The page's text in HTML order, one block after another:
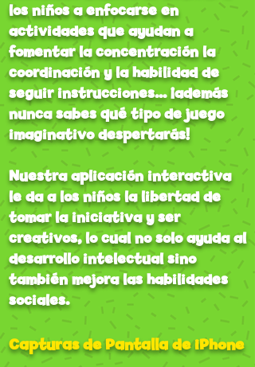
los niños a enfocarse en
actividades que ayudan a
fomentar la concentración la
coordinación y la habilidad de
seguir instrucciones... ¡además
nunca sabes qué tipo de juego
imaginativo despertarás!
Nuestra aplicación interactiva
le da a los niños la libertad de
tomar la iniciativa y ser
creativos, lo cual no solo ayuda al
desarrollo intelectual sino
también mejora las habilidades
sociales.
Capturas de Pantalla de iPhone